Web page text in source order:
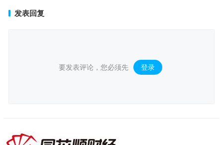
发表回复
要发表评论，您必须先 登录 。